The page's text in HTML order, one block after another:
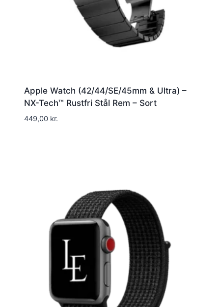
Apple Watch (42/44/SE/45mm & Ultra) –
NX-Tech™ Rustfri Stål Rem – Sort
449,00 kr.